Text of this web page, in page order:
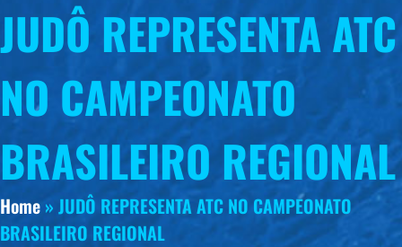
JUDÔ REPRESENTA ATC
NO CAMPEONATO
BRASILEIRO REGIONAL
Home» JUDÔ REPRESENTA ATC NO CAMPEONATO
BRASILEIRO REGIONAL